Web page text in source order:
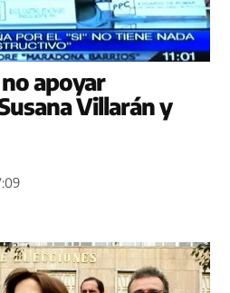
no apoyar
Villarán y